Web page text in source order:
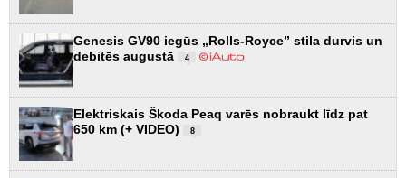
Genesis GV90 iegūs „Rolls-Royce” stila durvis un
debitēs augustā
4
Elektriskais Škoda Peaq varēs nobraukt līdz pat
650 km (+ VIDEO)
8